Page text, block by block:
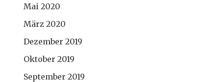
Mai 2020
März 2020
Dezember 2019
Oktober 2019
September 2019